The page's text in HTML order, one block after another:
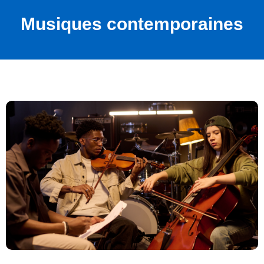
Musiques contemporaines